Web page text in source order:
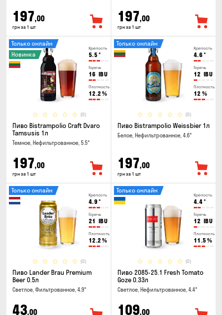
197,00
грн за 1 шт
197,00
грн за 1 шт
Крепость
5.5 °
Горечь
16 IBU
Плотность
12.2 %
(0)
Только онлайн
Новинка
Пиво Bistrampolio Craft Dvaro
Tamsusis 1л
Темное, Нефильтрованное, 5.5°
197,00
грн за 1 шт
Крепость
4.6 °
Горечь
12 IBU
Плотность
12 %
(0)
Только онлайн
Пиво Bistrampolio Weissbier 1л
Белое, Нефильтрованное, 4.6°
197,00
грн за 1 шт
Крепость
4.9 °
Горечь
21 IBU
Плотность
12.2 %
(0)
Только онлайн
Пиво Lander Brau Premium
Beer 0.5л
Светлое, Фильтрованное, 4.9°
43,00
Крепость
4.4°
Горечь
12 IBU
Плотность
11.5 %
(0)
Только онлайн
Пиво 2085-25.1 Fresh Tomato
Goze 0.33л
Светлое, Нефильтрованное, 4.4°
109,00